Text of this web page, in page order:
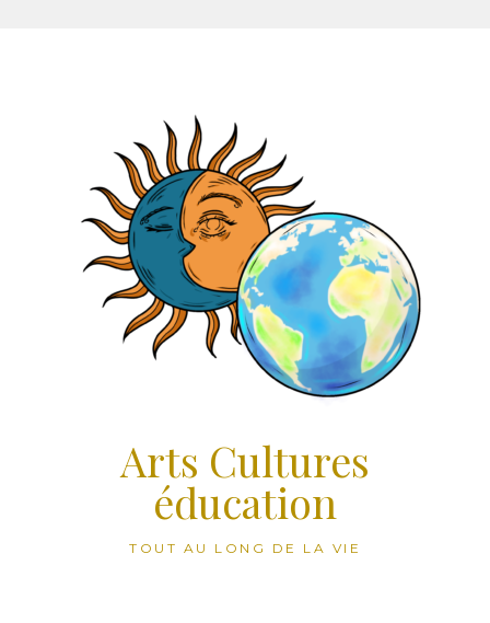
Arts Cultures
éducation
TOUT AU LONG DE LA VIE